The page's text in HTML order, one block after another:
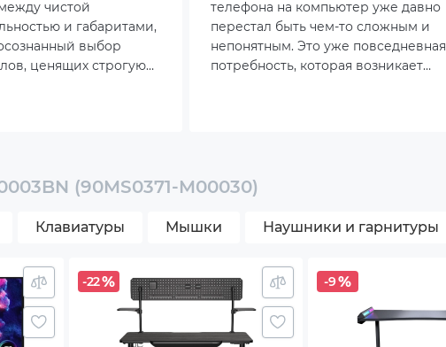
чистой
и габаритами,
выбор
ценящих строгую
для полезной
телефона на компьютер уже давно
перестал быть чем-то сложным и
непонятным. Это уже повседневная
потребность, которая возникает
(90MS0371-M00030)
Клавиатуры Мышки Наушники и гарнитуры
-22 -9